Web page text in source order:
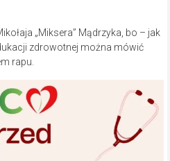
„Miksera” Mądrzyka, bo – jak
zdrowotnej można mówić
rapu.